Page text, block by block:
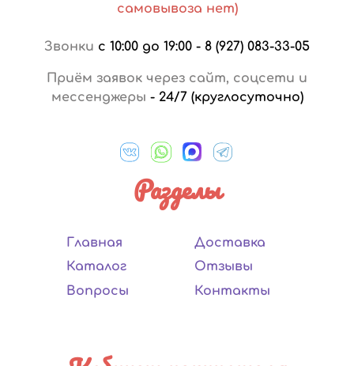
самовывоза нет)
Звонки с 10:00 до 19:00 - 8 (927) 083-33-05
Приём заявок через сайт, соцсети и
мессенджеры - 24/7 (круглосуточно)
Разделы
Главная
Каталог
Вопросы
Доставка
Отзывы
Контакты